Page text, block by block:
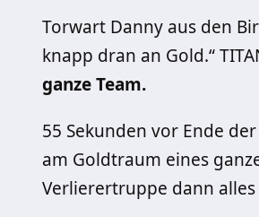
Torwart Danny aus den
knapp dran an Gold.“
ganze Team.
55 Sekunden vor Ende
am Goldtraum eines
Verlierertruppe dann